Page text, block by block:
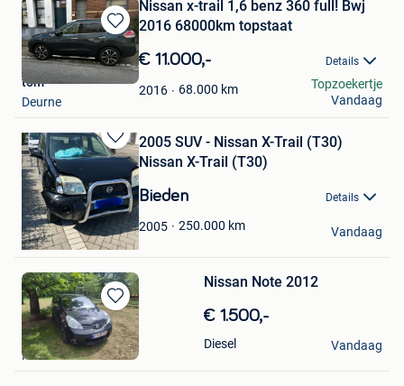
Bewaren
in
Mijn
Favorieten
Nissan x-trail 1,6 benz 360 full! Bwj
2016 68000km topstaat
€ 11.000,- Details
2016 68.000 km
tom
Deurne
Topzoekertje
Vandaag
Bewaren
Mijn
Favorieten
2005 SUV - Nissan X-Trail (T30)
Nissan X-Trail (T30)
Bieden Details
2005 250.000 km
Caro Vandenberghe
Denderleeuw
Vandaag
Bewaren
in
Mijn
Favorieten
Nissan Note 2012
€ 1.500,-
Diesel
cato van geleuken
Kinrooi
Vandaag